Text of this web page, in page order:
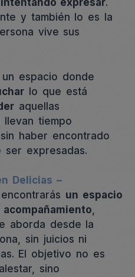
expresar.
y también lo es la
vive sus
espacio donde
lo que está
aquellas
llevan tiempo
haber encontrado
ser expresadas.
Delicias –
encontrarás un espacio
,
aborda desde la
sin juicios ni
El objetivo no es
sino